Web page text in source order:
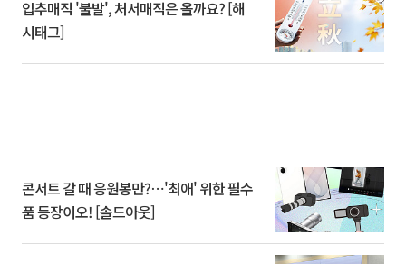
입추매직 '불발', 처서매직은 올까요? [해
시태그]
콘서트 갈 때 응원봉만?⋯'최애' 위한 필수
품 등장이오! [솔드아웃]